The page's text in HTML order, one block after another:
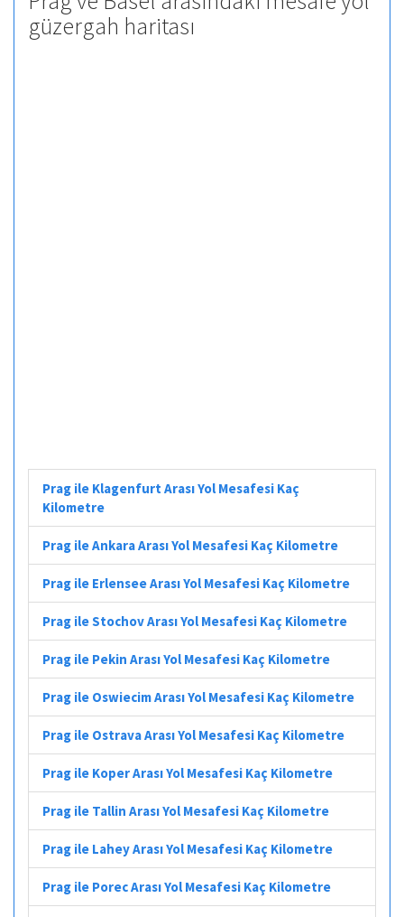
güzergah haritası
Prag ile Klagenfurt Arası Yol Mesafesi Kaç
Kilometre
Prag ile Ankara Arası Yol Mesafesi Kaç Kilometre
Prag ile Erlensee Arası Yol Mesafesi Kaç Kilometre
Prag ile Stochov Arası Yol Mesafesi Kaç Kilometre
Prag ile Pekin Arası Yol Mesafesi Kaç Kilometre
Prag ile Oswiecim Arası Yol Mesafesi Kaç Kilometre
Prag ile Ostrava Arası Yol Mesafesi Kaç Kilometre
Prag ile Koper Arası Yol Mesafesi Kaç Kilometre
Prag ile Tallin Arası Yol Mesafesi Kaç Kilometre
Prag ile Lahey Arası Yol Mesafesi Kaç Kilometre
Prag ile Porec Arası Yol Mesafesi Kaç Kilometre